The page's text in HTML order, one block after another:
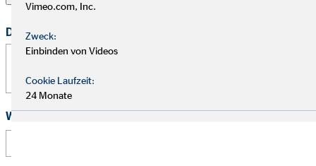
Deine Nachricht
Wie hast Du von uns erfahren?
Vimeo.com, Inc.
Zweck:
Einbinden von Videos
Cookie Laufzeit:
24 Monate